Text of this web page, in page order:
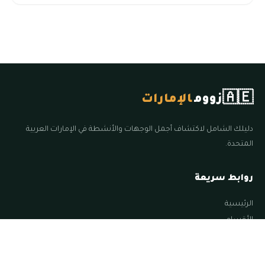
🇦🇪زوومالإمارات
دليلك الشامل لاكتشاف أجمل الوجهات والأنشطة في الإمارات العربية
المتحدة.
روابط سريعة
الرئيسية
الأقسام